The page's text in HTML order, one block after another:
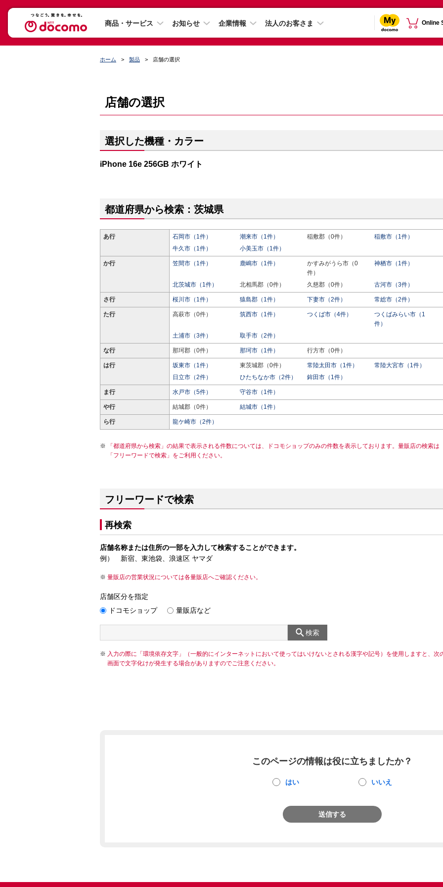
商品・サービス お知らせ 企業情報 法人のお客さま Online
ホーム 製品 店舗の選択
店舗の選択
選択した機種・カラー
iPhone 16e 256GB ホワイト
都道府県から検索：茨城県
あ行 石岡市（1件） 潮来市（1件） 稲敷郡（0件）
稲敷市（1件）
牛久市（1件）
小美玉市（1件）
か行 笠間市（1件） 鹿嶋市（1件）
かすみがうら市（0
件）
神栖市（1件）
北茨城市（1件） 北相馬郡（0件） 久慈郡（0件） 古河市（3件）
さ行 桜川市（1件） 猿島郡（1件） 下妻市（2件） 常総市（2件）
た行 高萩市（0件） 筑西市（1件） つくば市（4件）
つくばみらい市（1
件）
土浦市（3件）
取手市（2件）
な行 那珂郡（0件） 那珂市（1件） 行方市（0件）
は行 坂東市（1件） 東茨城郡（0件） 常陸太田市（1件）
常陸大宮市（1件）
日立市（2件）
ひたちなか市（2件） 鉾田市（1件）
ま行 水戸市（5件） 守谷市（1件）
や行 結城郡（0件） 結城市（1件）
ら行 龍ケ崎市（2件）
「都道府県から検索」の結果で表示される件数については、ドコモショップのみの件数を表示しております。量販店の検索は
「フリーワードで検索」をご利用ください。
フリーワードで検索
再検索
店舗名称または住所の一部を入力して検索することができます。
例） 新宿、東池袋、浪速区 ヤマダ
量販店の営業状況については各量販店へご確認ください。
店舗区分を指定
ドコモショップ
量販店など
検索
入力の際に「環境依存文字」（一般的にインターネットにおいて使ってはいけないとされる漢字や記号）を使用しますと、次
画面で文字化けが発生する場合がありますのでご注意ください。
このページの情報は役に立ちましたか？
はい いいえ
送信する